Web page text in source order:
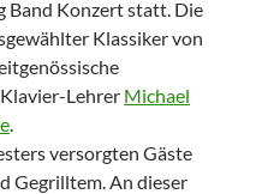
Band Konzert statt. Die
Klassiker von
Lehrer Michael
.
versorgten Gäste
Gegrilltem. An dieser